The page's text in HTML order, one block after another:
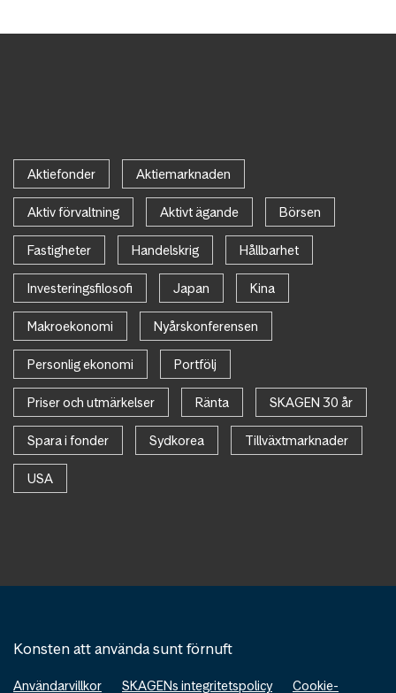
Aktiefonder Aktiemarknaden
Aktiv förvaltning Aktivt ägande Börsen
Fastigheter Handelskrig Hållbarhet
Investeringsfilosofi Japan Kina
Makroekonomi Nyårskonferensen
Personlig ekonomi Portfölj
Priser och utmärkelser Ränta SKAGEN 30 år
Spara i fonder Sydkorea Tillväxtmarknader
USA
Konsten att använda sunt förnuft
Användarvillkor SKAGENs integritetspolicy Cookie-